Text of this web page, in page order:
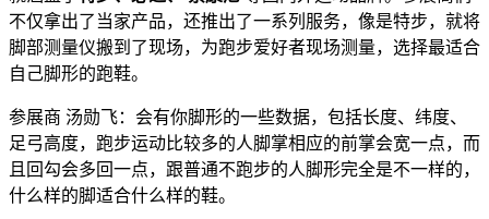
不仅拿出了当家产品，还推出了一系列服务，像是特步，就将
脚部测量仪搬到了现场，为跑步爱好者现场测量，选择最适合
自己脚形的跑鞋。
参展商 汤勋飞：会有你脚形的一些数据，包括长度、纬度、
足弓高度，跑步运动比较多的人脚掌相应的前掌会宽一点，而
且回勾会多回一点，跟普通不跑步的人脚形完全是不一样的，
什么样的脚适合什么样的鞋。